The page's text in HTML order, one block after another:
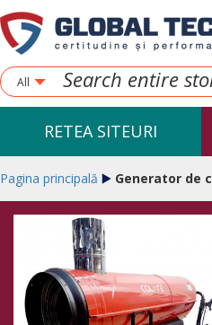
All
RETEA SITEURI
Pagina principală Generator de
CALORE I50Y, 50KW, debit aer